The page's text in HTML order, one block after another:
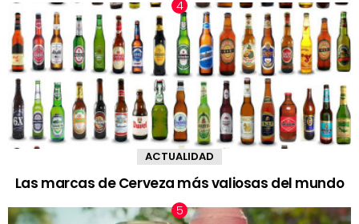
ACTUALIDAD
Las marcas de Cerveza más valiosas del mundo